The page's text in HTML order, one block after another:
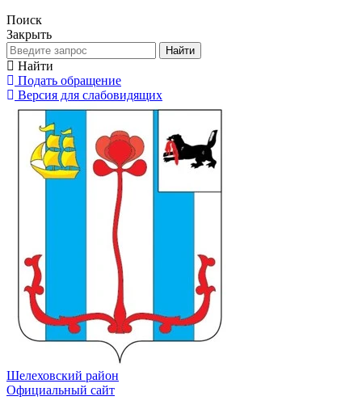
Поиск
Закрыть
Найти
Найти
Подать обращение
Версия для слабовидящих
Шелеховский район
Официальный сайт